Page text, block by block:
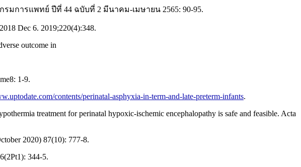
มการแพทย์ ปีที่ 44 ฉบับที่ 2 มีนาคม-เมษายน 2565: 90-95.
Dec 6. 2019;220(4):348.
outcome in
1-9.
contents/perinatal-asphyxia-in-term-and-late-preterm-infants.
treatment for perinatal hypoxic-ischemic encephalopathy is safe and feasible. Acta
2020) 87(10): 777-8.
344-5.